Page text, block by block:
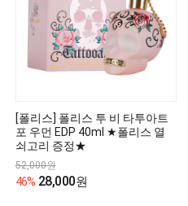
[폴리스] 폴리스 투 비 타투아트
포 우먼 EDP 40ml ★폴리스 열
쇠고리 증정★
52,000원
46% 28,000원